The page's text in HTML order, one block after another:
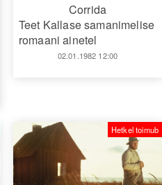
Corrida
Teet Kallase samanimelise
romaani ainetel
02.01.1982 12:00
Hetkel toimub